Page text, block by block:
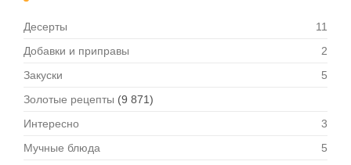
Десерты
11
Добавки и приправы
2
Закуски
5
Золотые рецепты (9 871)
Интересно
3
Мучные блюда
5